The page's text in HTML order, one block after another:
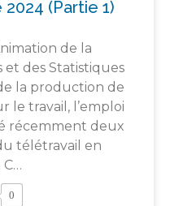
(partie 1)
de la
et des Statistiques
la production de
le travail, l’emploi
récemment deux
télétravail en
C…
0